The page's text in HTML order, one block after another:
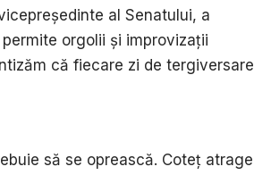
al Senatului, a
orgolii și improvizații
că fiecare zi de tergiversare
să se oprească. Coteț atrage